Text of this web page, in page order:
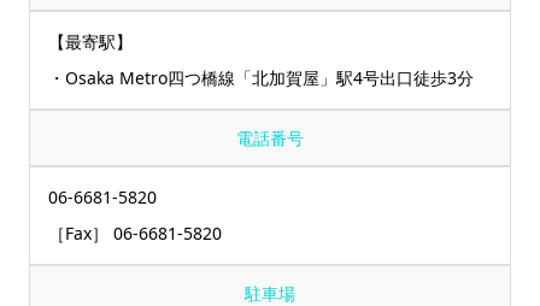
【最寄駅】
・Osaka Metro四つ橋線「北加賀屋」駅4号出口徒歩3分
電話番号
06-6681-5820
［Fax］ 06-6681-5820
駐車場